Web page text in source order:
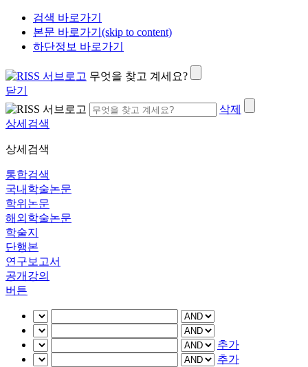
검색 바로가기
본문 바로가기(skip to content)
하단정보 바로가기
무엇을 찾고 계세요?
닫기
삭제
상세검색
상세검색
통합검색
국내학술논문
학위논문
해외학술논문
학술지
단행본
연구보고서
공개강의
버튼
추가
추가